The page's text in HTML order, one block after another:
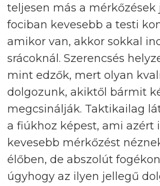
teljesen más a mérkőzések
fociban kevesebb a testi
amikor van, akkor sokkal
srácoknál. Szerencsés
mint edzők, mert olyan
dolgozunk, akiktől bármit
megcsinálják. Taktikailag
a fiúkhoz képest, ami azért
kevesebb mérkőzést
élőben, de abszolút
úgyhogy az ilyen jellegű